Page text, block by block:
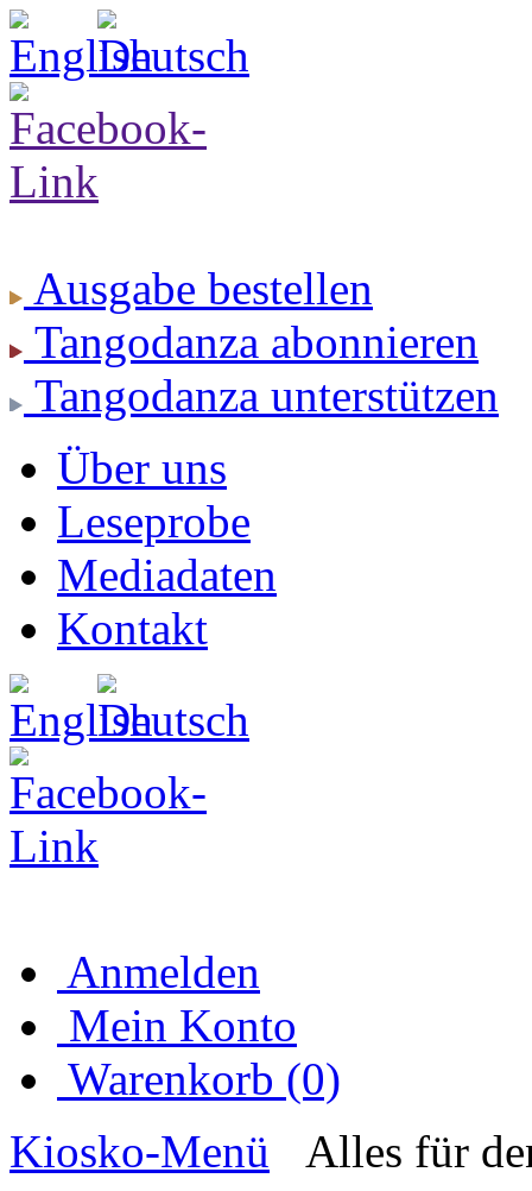
Ausgabe bestellen
Tangodanza abonnieren
Tangodanza unterstützen
Über uns
Leseprobe
Mediadaten
Kontakt
Anmelden
Mein Konto
Warenkorb (0)
Kiosko-Menü
Alles für